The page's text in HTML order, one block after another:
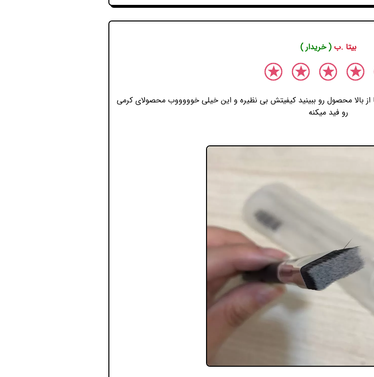
بیتا .ب( خریدار )
بالا محصول رو ببینید کیفیتش بی نظیره و این خیلی خوووووب محصولای کرمی
رو فید میکنه